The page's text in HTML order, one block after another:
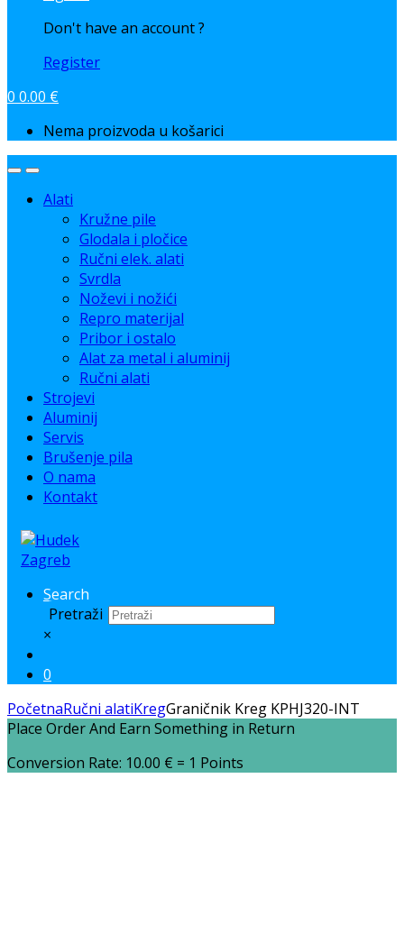
Don't have an account ?
Register
0 0.00 €
Nema proizvoda u košarici
Alati
Kružne pile
Glodala i pločice
Ručni elek. alati
Svrdla
Noževi i nožići
Repro materijal
Pribor i ostalo
Alat za metal i aluminij
Ručni alati
Strojevi
Aluminij
Servis
Brušenje pila
O nama
Kontakt
Search
Pretraži
×
0
PočetnaRučni alatiKregGraničnik Kreg KPHJ320-INT
Place Order And Earn Something in Return
Conversion Rate: 10.00 € = 1 Points